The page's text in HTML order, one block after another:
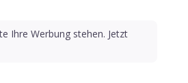
Ihre Werbung stehen. Jetzt